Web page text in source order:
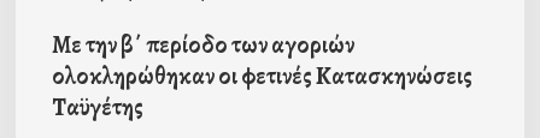
Με την β΄ περίοδο των αγοριών
ολοκληρώθηκαν οι φετινές Κατασκηνώσεις
Ταϋγέτης